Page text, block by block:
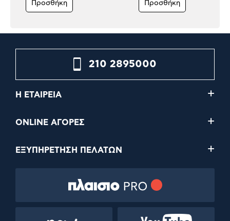
Προσθήκη Προσθήκη
210 2895000
Η ΕΤΑΙΡΕΙΑ
ONLINE ΑΓΟΡΕΣ
ΕΞΥΠΗΡΕΤΗΣΗ ΠΕΛΑΤΩΝ